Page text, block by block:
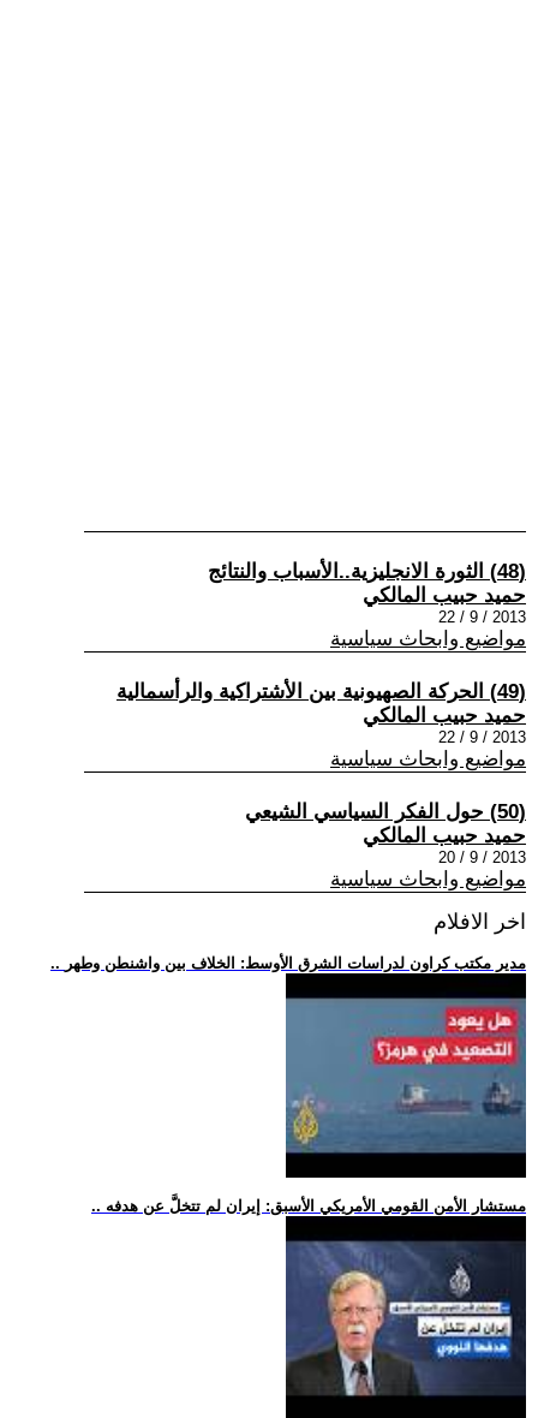
(48) الثورة الانجليزية..الأسباب والنتائج
حميد حبيب المالكي
2013 / 9 / 22
مواضيع وابحاث سياسية
(49) الحركة الصهيونية بين الأشتراكية والرأسمالية
حميد حبيب المالكي
2013 / 9 / 22
مواضيع وابحاث سياسية
(50) حول الفكر السياسي الشيعي
حميد حبيب المالكي
2013 / 9 / 20
مواضيع وابحاث سياسية
اخر الافلام
.. مدير مكتب كراون لدراسات الشرق الأوسط: الخلاف بين واشنطن وطهر
.. مستشار الأمن القومي الأمريكي الأسبق: إيران لم تتخلَّ عن هدفه